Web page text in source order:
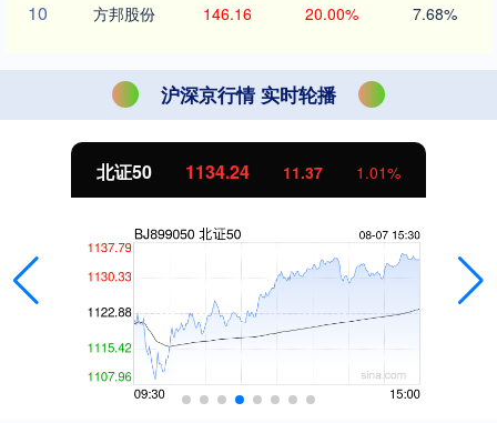
10 方邦股份 146.16 20.00% 7.68%
沪深京行情 实时轮播
北证50 1134.24 11.37 1.01%